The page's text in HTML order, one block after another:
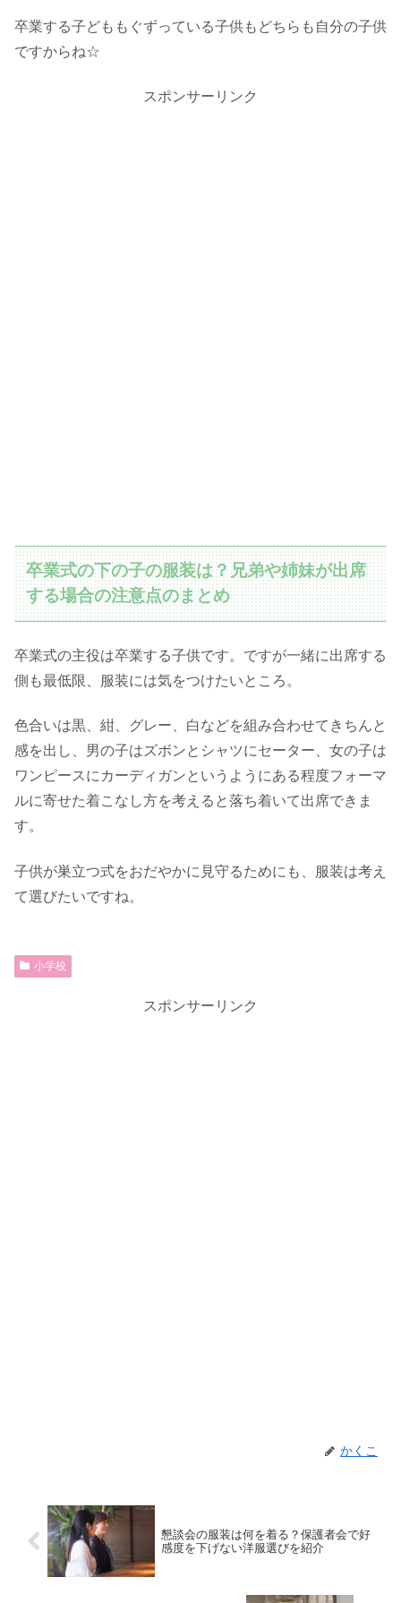
卒業する子どももぐずっている子供もどちらも自分の子供
ですからね☆
スポンサーリンク
卒業式の下の子の服装は？兄弟や姉妹が出席
する場合の注意点のまとめ
卒業式の主役は卒業する子供です。ですが一緒に出席する
側も最低限、服装には気をつけたいところ。
色合いは黒、紺、グレー、白などを組み合わせてきちんと
感を出し、男の子はズボンとシャツにセーター、女の子は
ワンピースにカーディガンというようにある程度フォーマ
ルに寄せた着こなし方を考えると落ち着いて出席できま
す。
子供が巣立つ式をおだやかに見守るためにも、服装は考え
て選びたいですね。
小学校
スポンサーリンク
かくこ
懇談会の服装は何を着る？保護者会で好
感度を下げない洋服選びを紹介